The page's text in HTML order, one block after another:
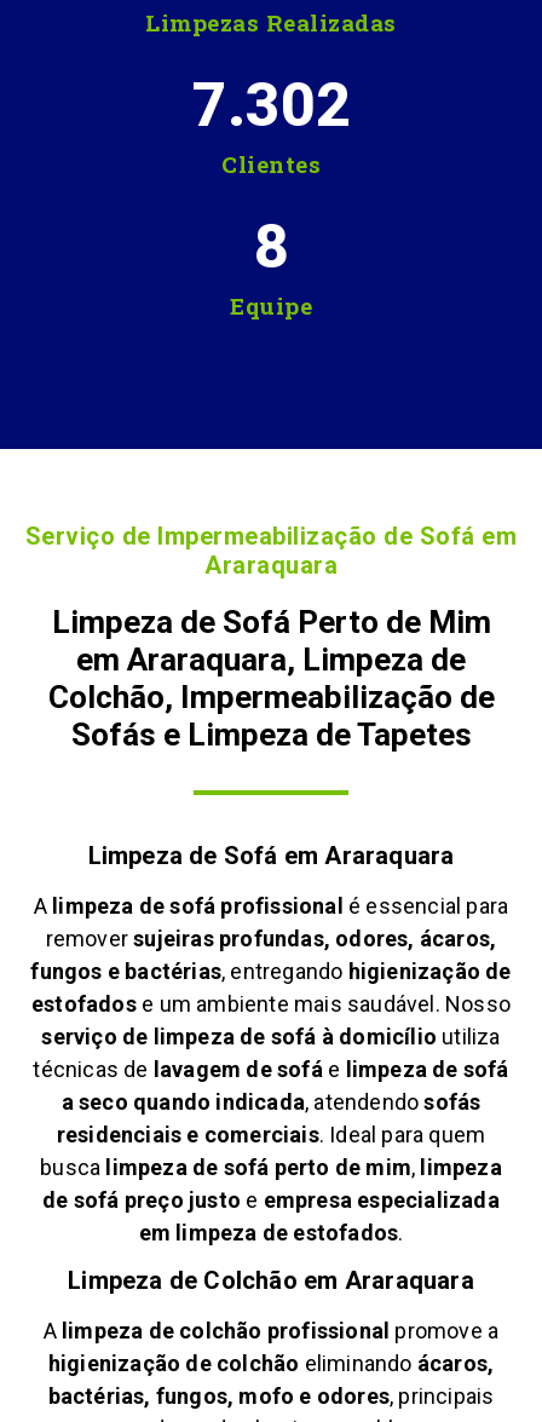
Limpezas Realizadas
Clientes
7.302
Equipe
8
Serviço de Impermeabilização de Sofá em
Araraquara
Limpeza de Sofá Perto de Mim
em Araraquara, Limpeza de
Colchão, Impermeabilização de
Sofás e Limpeza de Tapetes
Limpeza de Sofá em Araraquara
A limpeza de sofá profissional é essencial para
removersujeiras profundas, odores, ácaros,
fungos e bactérias, entregando higienização de
estofadose um ambiente mais saudável. Nosso
serviço de limpeza de sofá à domicílio utiliza
técnicas de lavagem de sofá e limpeza de sofá
a seco quando indicada, atendendosofás
residenciais e comerciais. Ideal para quem
busca limpeza de sofá perto de mim, limpeza
de sofá preço justo e empresa especializada
em limpeza de estofados.
Limpeza de Colchão em Araraquara
A limpeza de colchão profissional promove a
higienização de colchão eliminando ácaros,
bactérias, fungos, mofo e odores, principais